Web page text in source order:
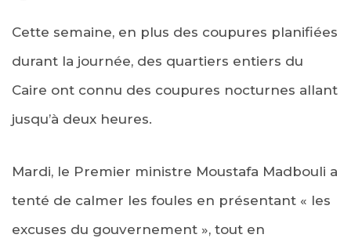
Cette semaine, en plus des coupures planifiées
durant la journée, des quartiers entiers du
Caire ont connu des coupures nocturnes allant
jusqu’à deux heures.
Mardi, le Premier ministre Moustafa Madbouli a
tenté de calmer les foules en présentant « les
excuses du gouvernement », tout en